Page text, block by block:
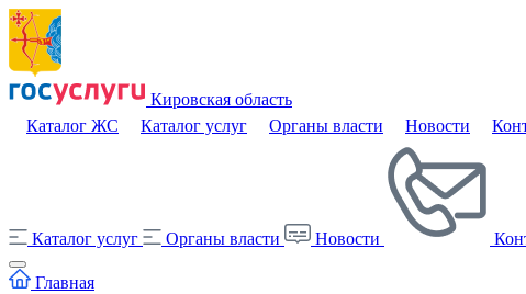
Кировская область
Каталог ЖС
Каталог услуг Органы власти Новости
Каталог услуг Органы власти Новости
Главная